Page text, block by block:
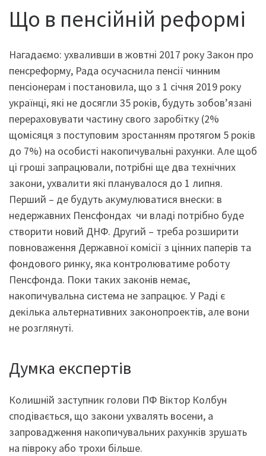
Що в пенсійній реформі
Нагадаємо: ухваливши в жовтні 2017 року Закон про
пенсреформу, Рада осучаснила пенсії чинним
пенсіонерам і постановила, що з 1 січня 2019 року
українці, які не досягли 35 років, будуть зобов’язані
перераховувати частину свого заробітку (2%
щомісяця з поступовим зростанням протягом 5 років
до 7%) на особисті накопичувальні рахунки. Але щоб
ці гроші запрацювали, потрібні ще два технічних
закони, ухвалити які планувалося до 1 липня.
Перший – де будуть акумулюватися внески: в
недержавних Пенсфондах чи владі потрібно буде
створити новий ДНФ. Другий – треба розширити
повноваження Державної комісії з цінних паперів та
фондового ринку, яка контролюватиме роботу
Пенсфонда. Поки таких законів немає,
накопичувальна система не запрацює. У Раді є
декілька альтернативних законопроектів, але вони
не розглянуті.
Думка експертів
Колишній заступник голови ПФ Віктор Колбун
сподівається, що закони ухвалять восени, а
запровадження накопичувальних рахунків зрушать
на півроку або трохи більше.